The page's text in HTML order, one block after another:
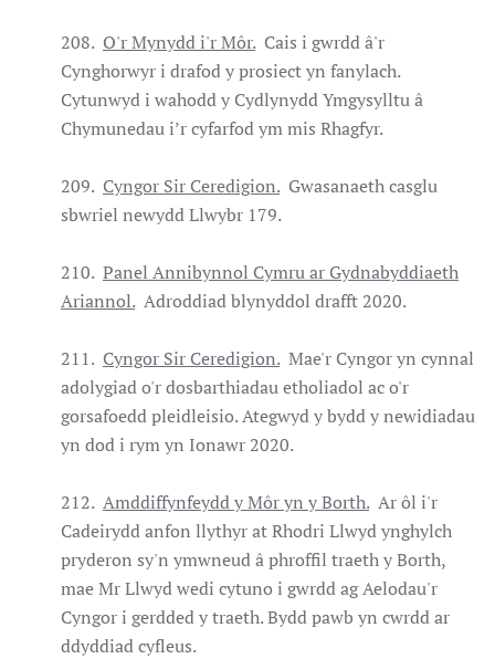
208. O'r Mynydd i'r Môr.Cais i gwrdd â'r
Cynghorwyr i drafod y prosiect yn fanylach.
Cytunwyd i wahodd y Cydlynydd Ymgysylltu â
Chymunedau i’r cyfarfod ym mis Rhagfyr.
209. Cyngor Sir Ceredigion.Gwasanaeth casglu
sbwriel newydd Llwybr 179.
210. Panel Annibynnol Cymru ar Gydnabyddiaeth
Ariannol.Adroddiad blynyddol drafft 2020.
211. Cyngor Sir Ceredigion.Mae'r Cyngor yn cynnal
adolygiad o'r dosbarthiadau etholiadol ac o'r
gorsafoedd pleidleisio. Ategwyd y bydd y newidiadau
yn dod i rym yn Ionawr 2020.
212. Amddiffynfeydd y Môr yn y Borth.Ar ôl i'r
Cadeirydd anfon llythyr at Rhodri Llwyd ynghylch
pryderon sy'n ymwneud â phroffil traeth y Borth,
mae Mr Llwyd wedi cytuno i gwrdd ag Aelodau'r
Cyngor i gerdded y traeth. Bydd pawb yn cwrdd ar
ddyddiad cyfleus.